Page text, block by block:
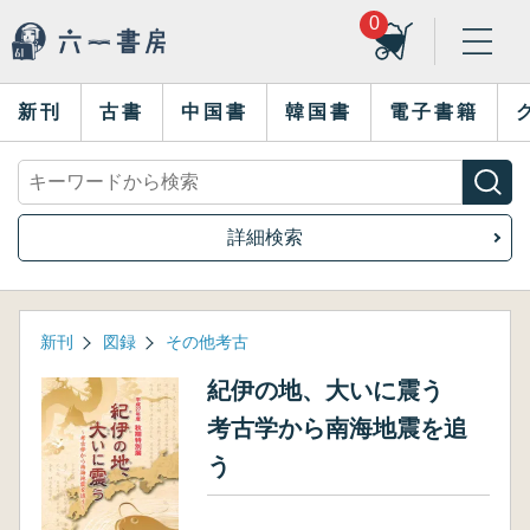
0
新刊 古書 中国書 韓国書 電子書籍
詳細検索
新刊 図録 その他考古
紀伊の地、大いに震う
考古学から南海地震を追
う